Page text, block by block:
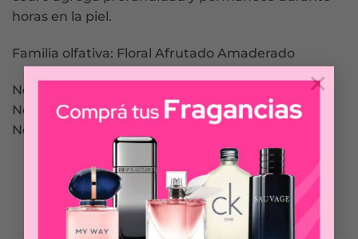
×
horas en la piel.
Familia olfativa: Floral Afrutado Amaderado
Notas altas: mandarina y frambuesa
Notas de corazón: jazmín y azahar
Notas de fondo: cedro y sándalo